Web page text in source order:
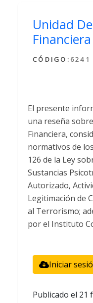
Unidad
Financiera
CÓDIGO: 6241
El presente
una reseña
Financiera,
normativos de
126 de la Ley
Sustancias
Autorizado,
Legitimación de
al Terrorismo;
por el Instituto
Iniciar
Publicado el 21